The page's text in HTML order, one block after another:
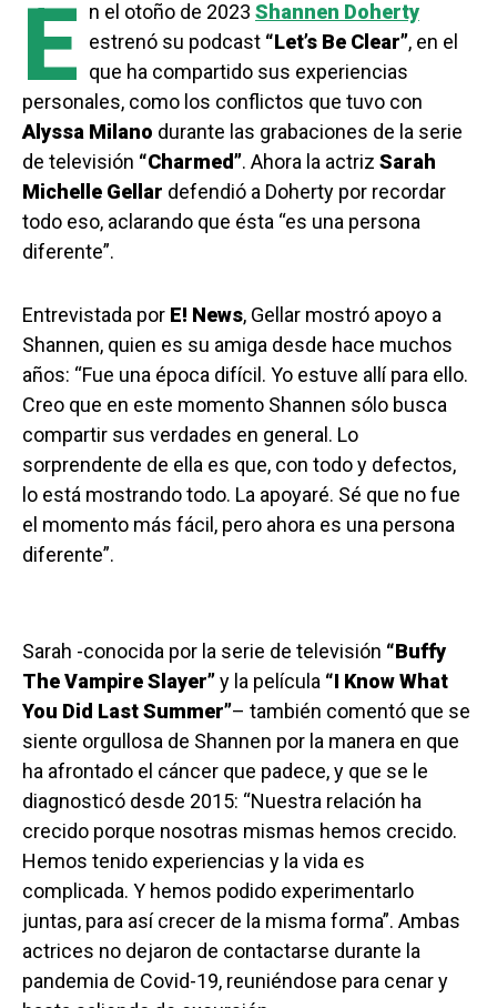
E n el otoño de 2023 Shannen Doherty
estrenó su podcast “Let’s Be Clear”, en el
que ha compartido sus experiencias
personales, como los conflictos que tuvo con
Alyssa Milano durante las grabaciones de la serie
de televisión “Charmed”. Ahora la actriz Sarah
Michelle Gellar defendió a Doherty por recordar
todo eso, aclarando que ésta “es una persona
diferente”.
Entrevistada por E! News, Gellar mostró apoyo a
Shannen, quien es su amiga desde hace muchos
años: “Fue una época difícil. Yo estuve allí para ello.
Creo que en este momento Shannen sólo busca
compartir sus verdades en general. Lo
sorprendente de ella es que, con todo y defectos,
lo está mostrando todo. La apoyaré. Sé que no fue
el momento más fácil, pero ahora es una persona
diferente”.
Sarah -conocida por la serie de televisión “Buffy
The Vampire Slayer”y la película “I Know What
You Did Last Summer”– también comentó que se
siente orgullosa de Shannen por la manera en que
ha afrontado el cáncer que padece, y que se le
diagnosticó desde 2015: “Nuestra relación ha
crecido porque nosotras mismas hemos crecido.
Hemos tenido experiencias y la vida es
complicada. Y hemos podido experimentarlo
juntas, para así crecer de la misma forma”. Ambas
actrices no dejaron de contactarse durante la
pandemia de Covid-19, reuniéndose para cenar y